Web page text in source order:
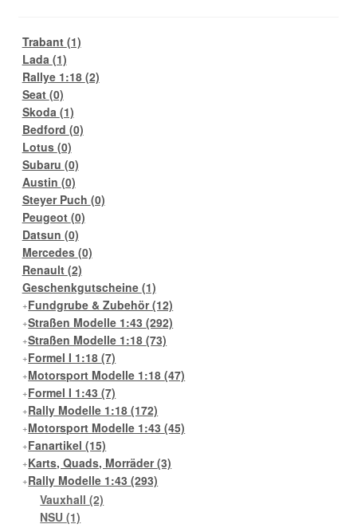
Trabant (1)
Lada (1)
Rallye 1:18 (2)
Seat (0)
Skoda (1)
Bedford (0)
Lotus (0)
Subaru (0)
Austin (0)
Steyer Puch (0)
Peugeot (0)
Datsun (0)
Mercedes (0)
Renault (2)
Geschenkgutscheine (1)
Fundgrube & Zubehör(12)
Straßen Modelle 1:43(292)
Straßen Modelle 1:18(73)
Formel I 1:18(7)
Motorsport Modelle 1:18(47)
Formel I 1:43(7)
Rally Modelle 1:18(172)
Motorsport Modelle 1:43(45)
Fanartikel(15)
Karts, Quads, Morräder(3)
Rally Modelle 1:43(293)
Vauxhall(2)
NSU(1)